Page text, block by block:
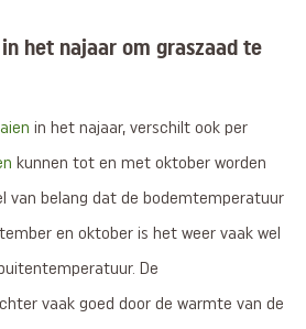
het najaar om graszaad te
in het najaar, verschilt ook per
kunnen tot en met oktober worden
van belang dat de bodemtemperatuur
en oktober is het weer vaak wel
De
vaak goed door de warmte van de